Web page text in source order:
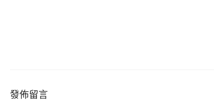
發佈留言